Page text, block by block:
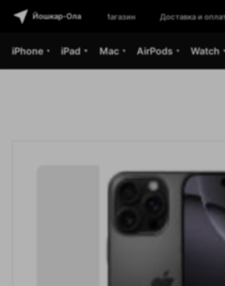
Магазины Доставка и
Йошкар-Ола
iPhone iPad Mac AirPods Watch